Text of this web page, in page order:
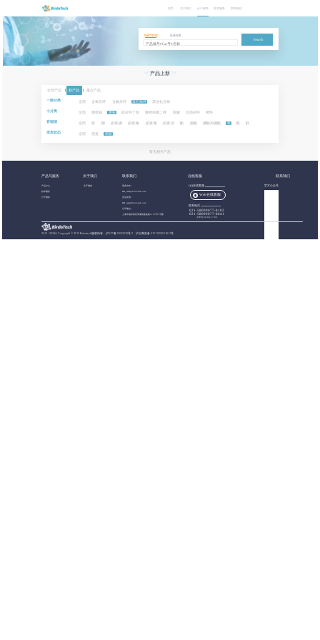
首页 关于我们 分子砌块 技术服务 联系我们
关键字搜索
批量搜索
Search
NEW PRODUCTS
产品上新
全部产品 新产品 重点产品
一级分类 全部 含氧杂环 含氮杂环 其它杂环 其他化合物
小分类 全部 噻吩 硫杂环丁烷 噻唑和噻二唑 噁嗪 其他杂环 稠环
官能团 全部 腈 酮 卤素:碘 卤素:氟 卤素:氯 卤素:溴 酯 羧酸 硼酸和硼酯 胺 醛
库库状态 全部 现货 期货
暂无相关产品
产品与服务 关于我们 联系我们 在线客服 联系我们
产品中心
技术服务
分子砌块
关于都创
商务合作：
BB_sales@birdotech.com
意见反馈：
BB_sales@birdotech.com
公司地址：
上海市浦东新区周浦镇蓝靛路1199号1号楼
QQ在线客服
Web在线客服
联系电话
021-58099077-8102
021-58099077-8041
工作日 09:00-17:00
官方公众号
2015 - 2023© Copyright © 2019 Birdotech版权所有 , 沪ICP备15032529号-2 沪公网安备 31011502016361号